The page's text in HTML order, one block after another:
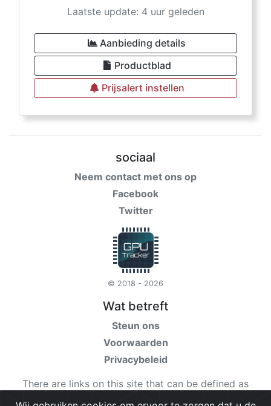
Laatste update: 4 uur geleden
Aanbieding details
Productblad
Prijsalert instellen
sociaal
Neem contact met ons op
Facebook
Twitter
© 2018 - 2026
Wat betreft
Steun ons
Voorwaarden
Privacybeleid
There are links on this site that can be defined as